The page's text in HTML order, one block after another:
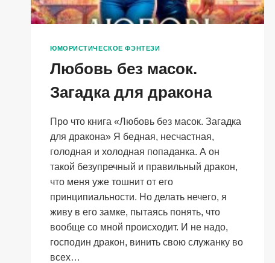
ЮМОРИСТИЧЕСКОЕ ФЭНТЕЗИ
Любовь без масок.
Загадка для дракона
Про что книга «Любовь без масок. Загадка
для дракона» Я бедная, несчастная,
голодная и холодная попаданка. А он
такой безупречный и правильный дракон,
что меня уже тошнит от его
принципиальности. Но делать нечего, я
живу в его замке, пытаясь понять, что
вообще со мной происходит. И не надо,
господин дракон, винить свою служанку во
всех…